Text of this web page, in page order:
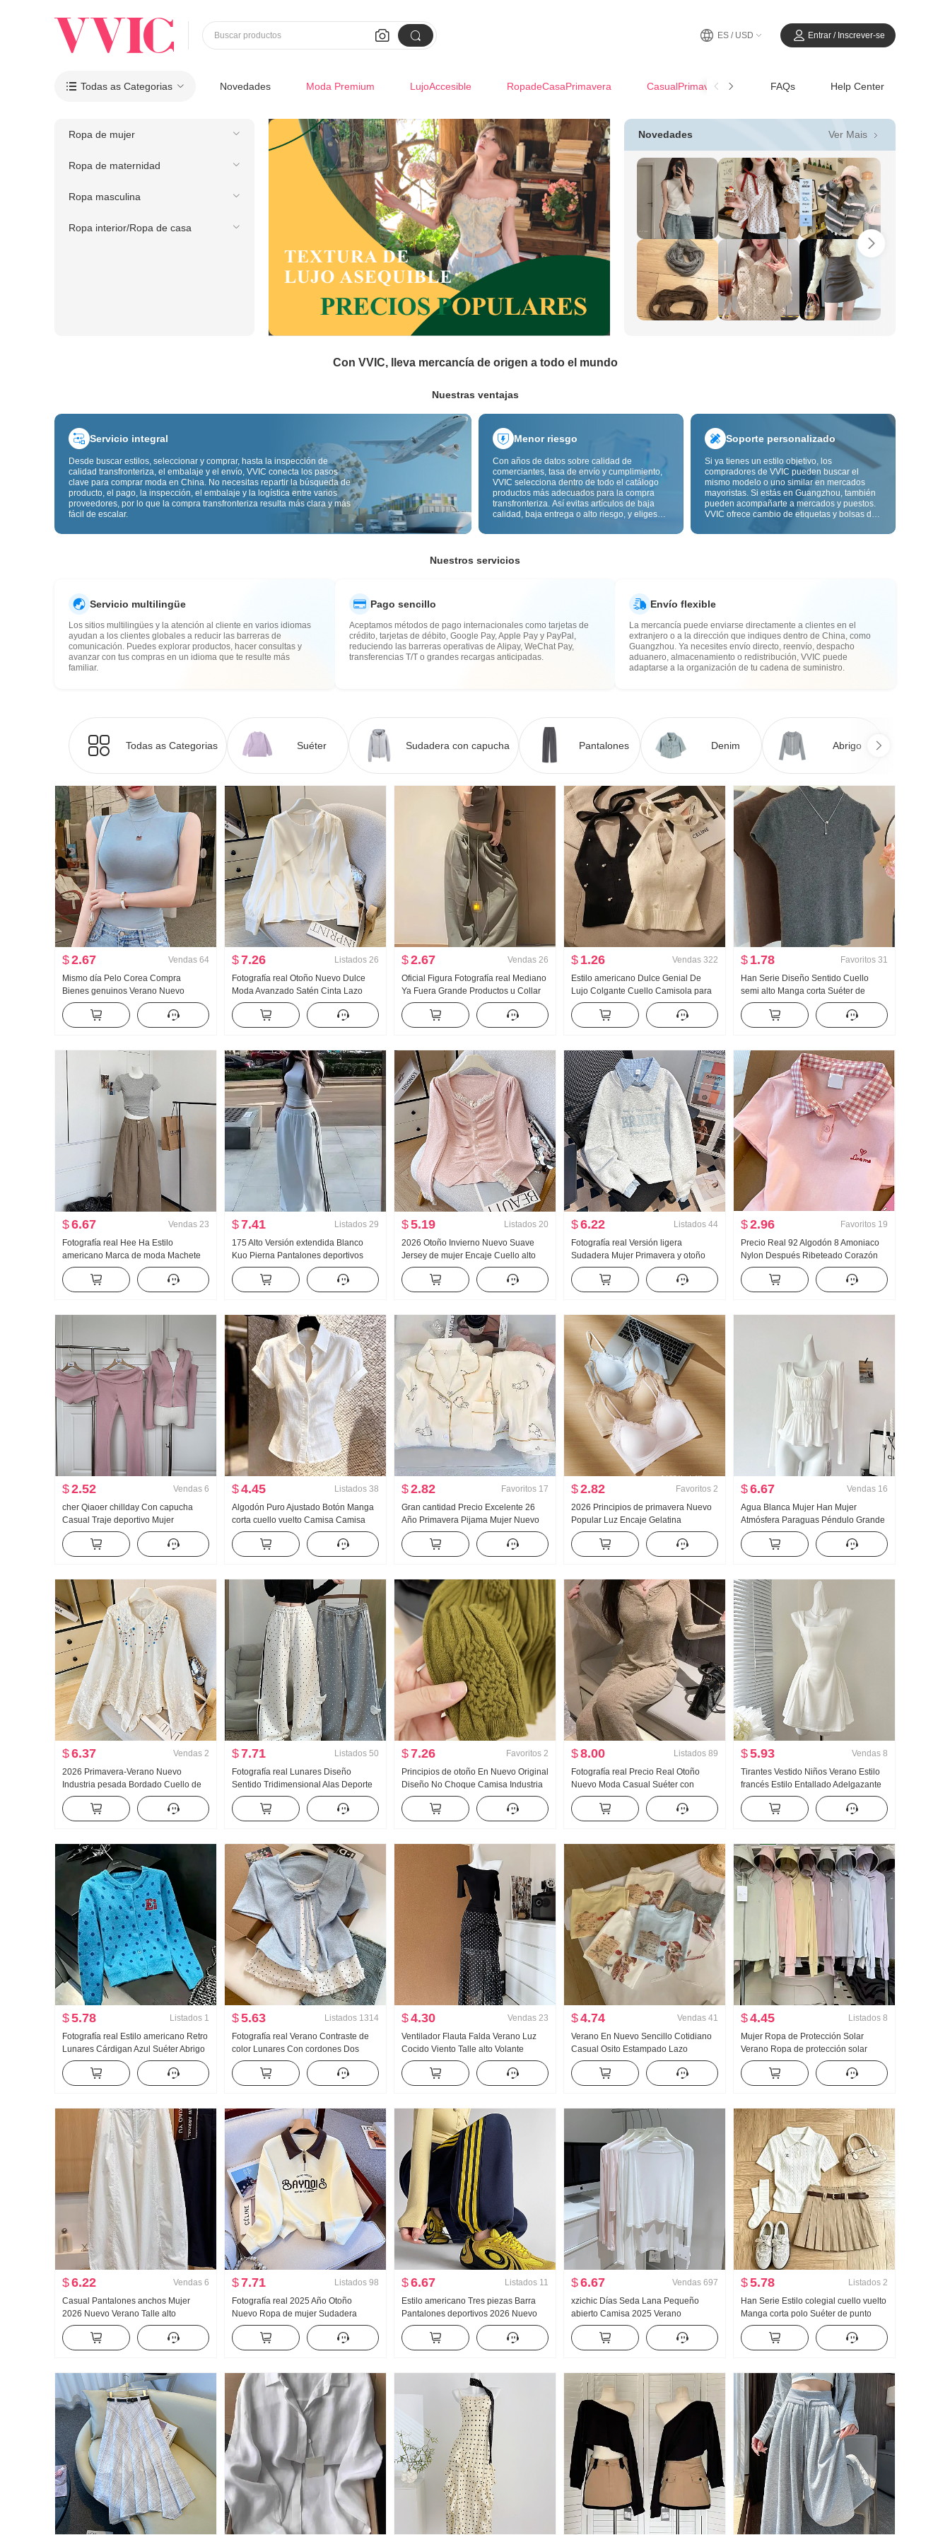
 
Buscar productos ES / USD Entrar / Inscrever-se
 Todas as Categorias Novedades Moda Premium LujoAccesible RopadeCasaPrimavera CasualPrimavera-Verano FAQs Help Center
Ropa de mujer
Ropa de maternidad
Ropa masculina
Ropa interior/Ropa de casa
Novedades Ver Mais 
Con VVIC, lleva mercancía de origen a todo el mundo
Nuestras ventajas
Servicio integral
Desde buscar estilos, seleccionar y comprar, hasta la inspección de
calidad transfronteriza, el embalaje y el envío, VVIC conecta los pasos
clave para comprar moda en China. No necesitas repartir la búsqueda de
producto, el pago, la inspección, el embalaje y la logística entre varios
proveedores, por lo que la compra transfronteriza resulta más clara y más
fácil de escalar.
Menor riesgo
Con años de datos sobre calidad de
comerciantes, tasa de envío y cumplimiento,
VVIC selecciona dentro de todo el catálogo
productos más adecuados para la compra
transfronteriza. Así evitas artículos de baja
calidad, baja entrega o alto riesgo, y eliges
calidad transfronteriza y las etiquetas de
aduana y posventa.
Soporte personalizado
Si ya tienes un estilo objetivo, los
compradores de VVIC pueden buscar el
mismo modelo o uno similar en mercados
mayoristas. Si estás en Guangzhou, también
pueden acompañarte a mercados y puestos.
VVIC ofrece cambio de etiquetas y bolsas de
imagen o muestra, para que tu compra sea
Nuestros servicios
Servicio multilingüe
Los sitios multilingües y la atención al cliente en varios idiomas
ayudan a los clientes globales a reducir las barreras de
comunicación. Puedes explorar productos, hacer consultas y
avanzar con tus compras en un idioma que te resulte más
familiar.
Pago sencillo
Aceptamos métodos de pago internacionales como tarjetas de
crédito, tarjetas de débito, Google Pay, Apple Pay y PayPal,
reduciendo las barreras operativas de Alipay, WeChat Pay,
transferencias T/T o grandes recargas anticipadas.
Envío flexible
La mercancía puede enviarse directamente a clientes en el
extranjero o a la dirección que indiques dentro de China, como
Guangzhou. Ya necesites envío directo, reenvío, despacho
aduanero, almacenamiento o redistribución, VVIC puede
adaptarse a la organización de tu cadena de suministro.
Todas as Categorias Suéter Sudadera con capucha Pantalones Denim Abrigo
$2.67 Vendas 64
Mismo día Pelo Corea Compra
Bienes genuinos Verano Nuevo
an659 Super hao Aspecto Caracola
Color Micro Transparente Cuello alto
Base Camiseta
$7.26 Listados 26
Fotografía real Otoño Nuevo Dulce
Moda Avanzado Satén Cinta Lazo
Chifón Estilo francés Camisa Top
Mujer
$2.67 Vendas 26
Oficial Figura Fotografía real Mediano
Ya Fuera Grande Productos u Collar
Hueso de buey Hebilla En forma de I
Chaleco Tirantes Kuo Pierna
Arrastrando Deporte Pantalones
$ 1.26 Vendas 322
Estilo americano Dulce Genial De
Lujo Colgante Cuello Camisola para
mujer Verano Para uso exterior
Interior Partido Camiseta Interior
Chica atrevida tejido de punto Top sin
$ 1.78 Favoritos 31
Han Serie Diseño Sentido Cuello
semi alto Manga corta Suéter de
punto Mujer Otoño 2024 Nuevo Color
sólido Versátil Ajustado Adelgazante
Top
$6.67 Vendas 23
Fotografía real Hee Ha Estilo
americano Marca de moda Machete
Vaqueros Holgado Kuo Pierna Casual
Pantalones
$7.41 Listados 29
175 Alto Versión extendida Blanco
Kuo Pierna Pantalones deportivos
Mujer Primavera y otoño Nuevo
Versátil Rayas Casual Arrastrando
Pantalones
$5.19 Listados 20
2026 Otoño Invierno Nuevo Suave
Jersey de mujer Encaje Cuello alto
Acolchado Suéter de punto Mujer
Diseño Sentido Encaje Manga Larga
Top
$6.22 Listados 44
Fotografía real Versión ligera
Sudadera Mujer Primavera y otoño
Nuevo Han Serie Dos piezas falsas
Holgado Espina Bordado Rayas
Cuello polo Top
$2.96 Favoritos 19
Precio Real 92 Algodón 8 Amoniaco
Nylon Después Ribeteado Corazón
Bordado Dulce Corto Cuello polo
Camiseta Ajustado Petite Moda
$2.52 Vendas 6
cher Qiaoer chillday Con capucha
Casual Traje deportivo Mujer
Primavera Hombros descubiertos
Abrigo pantalones acampanados
Conjunto de tres piezas
$4.45 Listados 38
Algodón Puro Ajustado Botón Manga
corta cuello vuelto Camisa Camisa
Mujer 2026 Verano Avanzado Sentido
Luz Lujo Suave Viento Top
$2.82 Favoritos 17
Gran cantidad Precio Excelente 26
Año Primavera Pijama Mujer Nuevo
Nubes Algodón Manga Larga
Pequeño cuello vuelto Ropa de casa
Conjunto Transmisión en vivo Alto
$2.82 Favoritos 2
2026 Principios de primavera Nuevo
Popular Luz Encaje Gelatina
Pegamento Tira Corsé Interior
Cinturón Pecho Almohadilla
Adelgazante Chaleco para mujer
$6.67 Vendas 16
Agua Blanca Mujer Han Mujer
Atmósfera Paraguas Péndulo Grande
u Collar Tirantes Dos Ropa Diseño
Sentido Cárdigan Mujer Verano
Adelgazante Tirantes Top
$6.37 Vendas 2
2026 Primavera-Verano Nuevo
Industria pesada Bordado Cuello de
muñeca Camisa para mujer Estilo
francés Retro Protección solar
Cárdigan
$7.71 Listados 50
Fotografía real Lunares Diseño
Sentido Tridimensional Alas Deporte
Wei Pantalones Mujer Nuevo Luz Asia
Viento Holgado Recto Adelgazante
Pantalones casuales
$7.26 Favoritos 2
Principios de otoño En Nuevo Original
Diseño No Choque Camisa Industria
pesada Jacquard tejido de punto Top
Mujer Otoño Nuevo Adelgazante
$8.00 Listados 89
Fotografía real Precio Real Otoño
Nuevo Moda Casual Suéter con
capucha Wei Pantalones Adelgazante
Conjunto Traje deportivo Mujer Moda
$5.93 Vendas 8
Tirantes Vestido Niños Verano Estilo
francés Estilo Entallado Adelgazante
Vestido sin mangas Minifalda
$5.78 Listados 1
Fotografía real Estilo americano Retro
Lunares Cárdigan Azul Suéter Abrigo
para mujer Otoño Nuevo HOLGAZÁN
Viento Suéter de punto Top ins
$5.63 Listados 1314
Fotografía real Verano Contraste de
color Lunares Con cordones Dos
piezas falsas Manga corta Camiseta
Mujer Verano Nuevo Estilo dulce
Nicho Top
$4.30 Vendas 23
Ventilador Flauta Falda Verano Luz
Cocido Viento Talle alto Volante
Abertura Negro Lunares Falda Días
Seda Oblicuo Hombro Ropa
$4.74 Vendas 41
Verano En Nuevo Sencillo Cotidiano
Casual Osito Estampado Lazo
Holgado Nicho Manga corta Camiseta
Estilo coreano tejido de punto Top
$4.45 Listados 8
Mujer Ropa de Protección Solar
Verano Ropa de protección solar
Nailon Versión ligera Hielo Seda
Transpirable Abrigo Holgado Talla
grande Sudadera con capucha
$6.22 Vendas 6
Casual Pantalones anchos Mujer
2026 Nuevo Verano Talle alto
Adelgazante Talla grande Petite
Sencillo Holgado Nueve puntos
Machete Pantalones
$7.71 Listados 98
Fotografía real 2025 Año Otoño
Nuevo Ropa de mujer Sudadera
Reducción de edad Mitad Cremallera
Moda Cuello polo Casual Versátil
Adelgazante
$6.67 Listados 11
Estilo americano Tres piezas Barra
Pantalones deportivos 2026 Nuevo
Otoño Talle alto Kuo Pierna Puño
ajustado Pantalones casuales Wei
Pantalones Pantalones cargo
$6.67 Vendas 697
xzichic Días Seda Lana Pequeño
abierto Camisa 2025 Verano
HOLGAZÁN Viento Top Nuevo tejido
de punto Caída Hombro Fino Abrigo
para mujer
$5.78 Listados 2
Han Serie Estilo colegial cuello vuelto
Manga corta polo Suéter de punto
Conjunto Mujer 2026 Verano Nuevo
Gigante Bonito Plisado Falda